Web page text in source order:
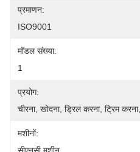
प्रमाणन:
ISO9001
मॉडल संख्या:
1
प्रयोग:
चीरना, खोदना, ड्रिल करना, ट्रिम
मशीनों: